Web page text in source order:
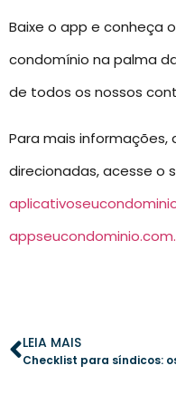
Baixe o app e conheça
condomínio na palma
de todos os nossos
Para mais
direcionadas, acesse o
LEIA MAIS